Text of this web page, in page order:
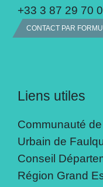
+33 3 87 29 70
CONTACT PAR
Liens utiles
Communauté
Urbain de
Conseil
Région Grand